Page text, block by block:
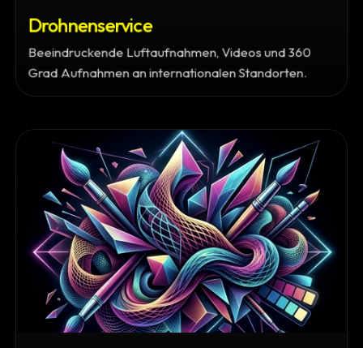
Drohnenservice
Beeindruckende Luftaufnahmen, Videos und 360
Grad Aufnahmen an internationalen Standorten.